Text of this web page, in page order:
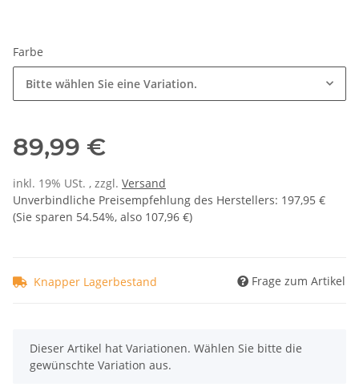
Farbe
Bitte wählen Sie eine Variation.
89,99 €
inkl. 19% USt. , zzgl. Versand
Unverbindliche Preisempfehlung des Herstellers: 197,95 €
(Sie sparen 54.54%, also 107,96 €)
Knapper Lagerbestand Frage zum Artikel
x
Dieser Artikel hat Variationen. Wählen Sie bitte die
gewünschte Variation aus.